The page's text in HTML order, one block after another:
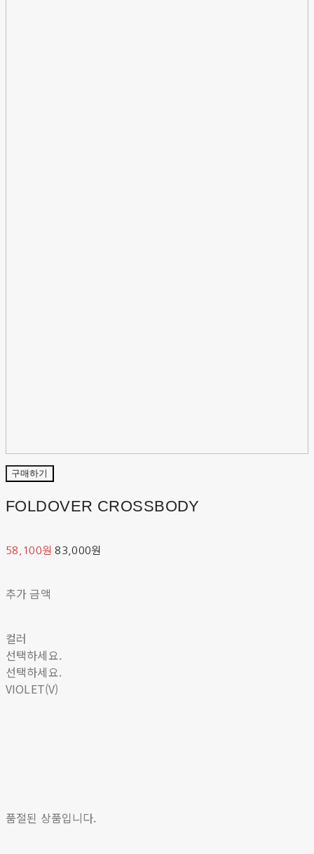
구매하기
FOLDOVER CROSSBODY
58,100원83,000원
추가 금액
컬러
선택하세요.
선택하세요.
VIOLET(V)
품절된 상품입니다.